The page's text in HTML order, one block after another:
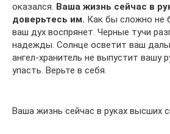
оказался. Ваша жизнь сейчас в
доверьтесь им. Как бы сложно не
ваш дух воспрянет. Черные тучи
надежды. Солнце осветит ваш
ангел-хранитель не выпустит вашу
упасть. Верьте в себя.
Ваша жизнь сейчас в руках высших